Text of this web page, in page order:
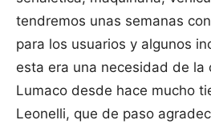
tendremos unas semanas
para los usuarios y algunos
esta era una necesidad de la
Lumaco desde hace mucho
Leonelli, que de paso